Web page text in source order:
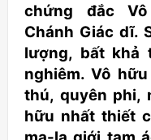
chứng đắc
Chánh Giác dĩ.
lượng, bất khả
nghiêm. Vô
thú, quyên phi,
hữu nhất thiết